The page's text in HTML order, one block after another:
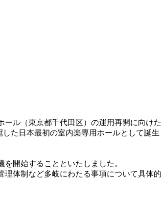
ル（東京都千代田区）の運用再開に向け
た日本最初の室内楽専用ホールとして誕
開始することといたしました。
体制など多岐にわたる事項について具体